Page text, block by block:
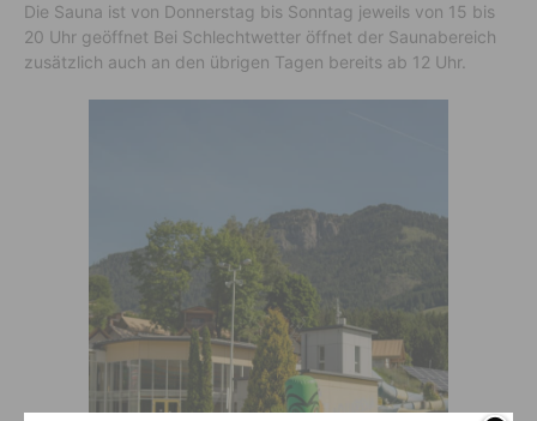
Die Sauna ist von Donnerstag bis Sonntag jeweils von 15 bis
20 Uhr geöffnet Bei Schlechtwetter öffnet der Saunabereich
zusätzlich auch an den übrigen Tagen bereits ab 12 Uhr.